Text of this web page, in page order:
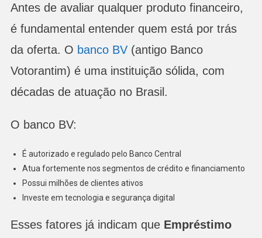
Antes de avaliar qualquer produto financeiro,
é fundamental entender quem está por trás
da oferta. O banco BV(antigo Banco
Votorantim) é uma instituição sólida, com
décadas de atuação no Brasil.
O banco BV:
É autorizado e regulado pelo Banco Central
Atua fortemente nos segmentos de crédito e financiamento
Possui milhões de clientes ativos
Investe em tecnologia e segurança digital
Esses fatores já indicam que Empréstimo